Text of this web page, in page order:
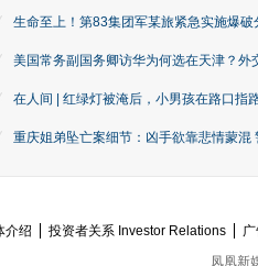
生命至上！第83集团军某旅紧急实施爆破
美国常务副国务卿访华为何选在天津？外
在人间 | 红绿灯被淹后，小男孩在路口指
重庆姐弟坠亡案细节：凶手欲靠悲情蒙混
介绍 投资者关系 Investor Relations
凤凰新